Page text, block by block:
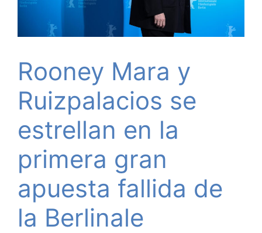
Rooney Mara y
Ruizpalacios se
estrellan en la
primera gran
apuesta fallida de
la Berlinale